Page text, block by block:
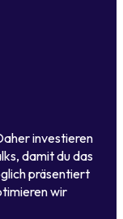
investieren
damit du das
präsentiert
wir